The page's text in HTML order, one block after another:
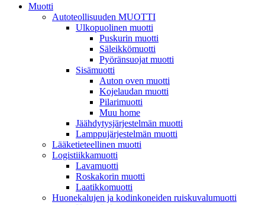
Muotti
Autoteollisuuden MUOTTI
Ulkopuolinen muotti
Puskurin muotti
Säleikkömuotti
Pyöränsuojat muotti
Sisämuotti
Auton oven muotti
Kojelaudan muotti
Pilarimuotti
Muu home
Jäähdytysjärjestelmän muotti
Lamppujärjestelmän muotti
Lääketieteellinen muotti
Logistiikkamuotti
Lavamuotti
Roskakorin muotti
Laatikkomuotti
Huonekalujen ja kodinkoneiden ruiskuvalumuotti